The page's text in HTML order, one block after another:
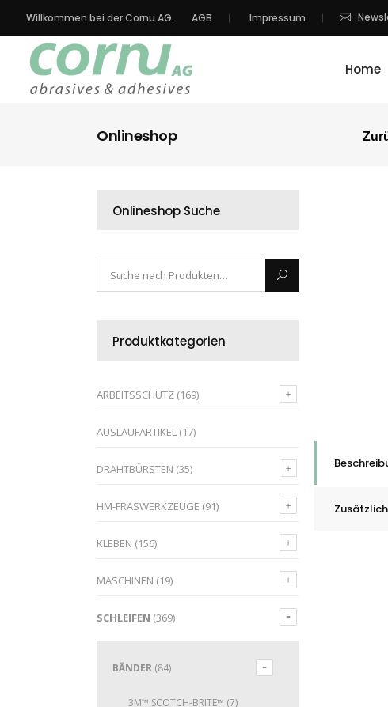
Willkommen bei der Cornu AG. AGB Impressum
Home
Onlineshop
Onlineshop Suche
Produktkategorien
ARBEITSSCHUTZ (169)
AUSLAUFARTIKEL (17)
DRAHTBÜRSTEN (35)
HM-FRÄSWERKZEUGE (91)
KLEBEN (156)
MASCHINEN (19)
SCHLEIFEN (369)
BÄNDER (84)
3M™ SCOTCH-BRITE™ (7)